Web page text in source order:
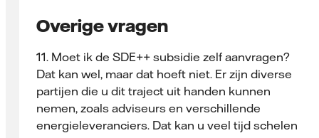
Overige vragen
11. Moet ik de SDE++ subsidie zelf aanvragen?
Dat kan wel, maar dat hoeft niet. Er zijn diverse
partijen die u dit traject uit handen kunnen
nemen, zoals adviseurs en verschillende
energieleveranciers. Dat kan u veel tijd schelen